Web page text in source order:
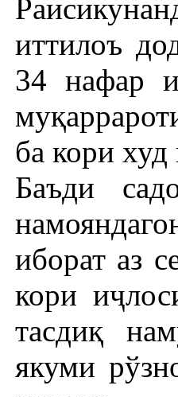
иттилоъ
34 нафар
ба кори
Баъди
иборат аз
кори
тасдиқ
якуми